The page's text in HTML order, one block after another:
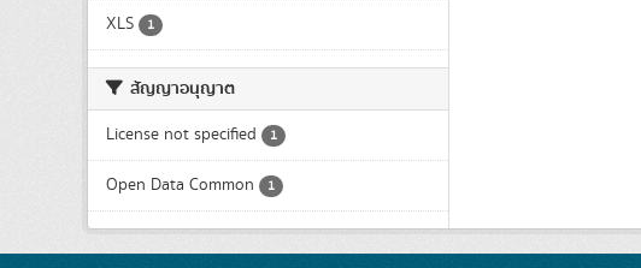
XLS 1
สัญญาอนุญาต
License not specified 1
Open Data Common 1